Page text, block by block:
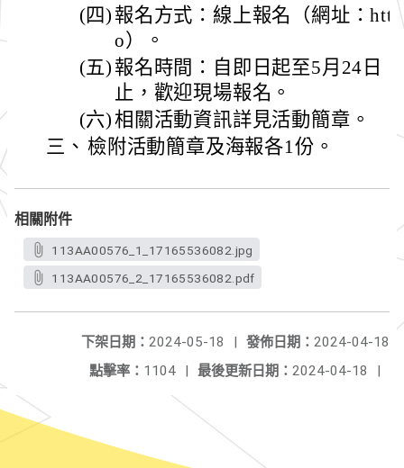
(四) 報名方式：線上報名（網址：
o）。
(五) 報名時間：自即日起至5月24日
止，歡迎現場報名。
(六)相關活動資訊詳見活動簡章。
三、 檢附活動簡章及海報各1份。
相關附件
113AA00576_1_17165536082.jpg
113AA00576_2_17165536082.pdf
發佈日期： 2024-04-18
下架日期： 2024-05-18
|
最後更新日期： 2024-04-18 |
點擊率： 1104 |